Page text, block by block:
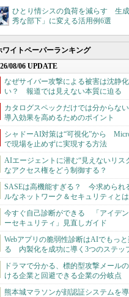
ひとり情シスの負荷を減らす 生
秀な部下」に変える活用例6選
ワイトペーパーランキング
08/06 UPDATE
なぜサイバー攻撃による被害は沈静
い？ 報道では見えない本質に迫る
カタログスペックだけでは分からな
導入効果を高めるためのポイント
シャドーAI対策は“可視化”から
で現場を止めずに実現する方法
AIエージェントに潜む“見えないリス
なアクセス権をどう制御する？
SASEは高機能すぎる？ 今求められ
ルなネットワーク＆セキュリティとは
今すぐ自己診断ができる 「アイデン
ーセキュリティ」見直しガイド
Webアプリの脆弱性診断はAIでもっ
る 内製化を成功に導く3つのステッ
ドラマで分かる、標的型攻撃メール
ける企業と回避できる企業の分岐点
熊本城マラソンが顔認証システムを